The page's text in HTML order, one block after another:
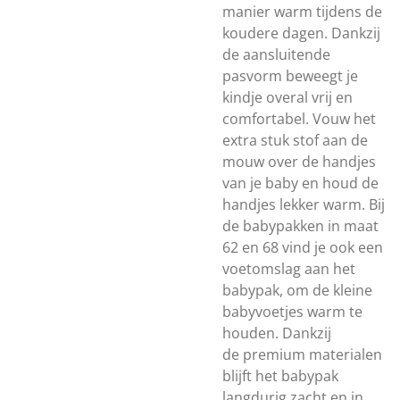
manier warm tijdens de
koudere dagen. Dankzij
de aansluitende
pasvorm beweegt je
kindje overal vrij en
comfortabel. Vouw het
extra stuk stof aan de
mouw over de handjes
van je baby en houd de
handjes lekker warm. Bij
de babypakken in maat
62 en 68 vind je ook een
voetomslag aan het
babypak, om de kleine
babyvoetjes warm te
houden. Dankzij
de premium materialen
blijft het babypak